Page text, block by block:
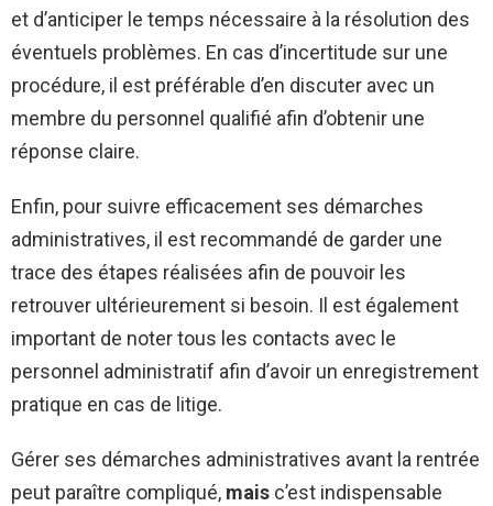
et d’anticiper le temps nécessaire à la résolution des
éventuels problèmes. En cas d’incertitude sur une
procédure, il est préférable d’en discuter avec un
membre du personnel qualifié afin d’obtenir une
réponse claire.
Enfin, pour suivre efficacement ses démarches
administratives, il est recommandé de garder une
trace des étapes réalisées afin de pouvoir les
retrouver ultérieurement si besoin. Il est également
important de noter tous les contacts avec le
personnel administratif afin d’avoir un enregistrement
pratique en cas de litige.
Gérer ses démarches administratives avant la rentrée
peut paraître compliqué, mais c’est indispensable